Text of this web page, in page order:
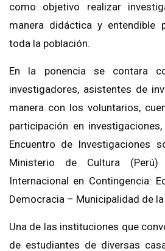
como objetivo realizar
manera didáctica y entendible
toda la población.
En la ponencia se contara
investigadores, asistentes de
manera con los voluntarios,
participación en
Encuentro de Investigaciones
Ministerio de Cultura
Internacional en Contingencia:
Democracia – Municipalidad de
Una de las instituciones que
de estudiantes de diversas